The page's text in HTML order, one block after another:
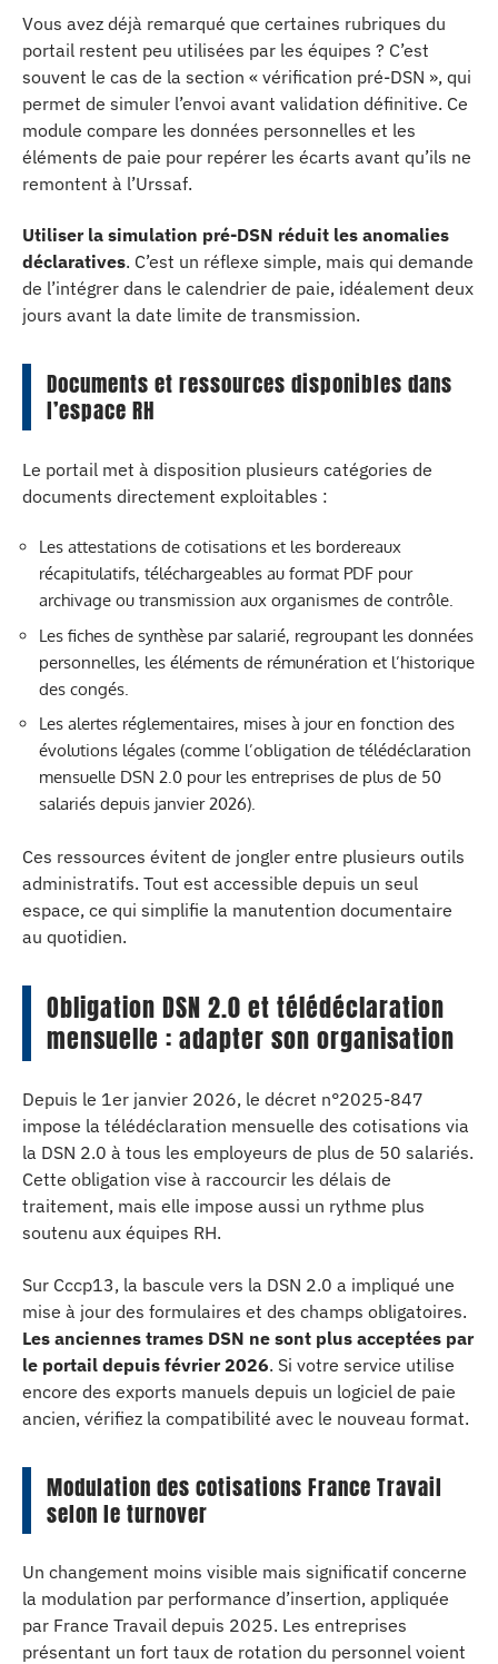
Vous avez déjà remarqué que certaines rubriques du
portail restent peu utilisées par les équipes ? C’est
souvent le cas de la section « vérification pré-DSN », qui
permet de simuler l’envoi avant validation définitive. Ce
module compare les données personnelles et les
éléments de paie pour repérer les écarts avant qu’ils ne
remontent à l’Urssaf.
Utiliser la simulation pré-DSN réduit les anomalies
déclaratives. C’est un réflexe simple, mais qui demande
de l’intégrer dans le calendrier de paie, idéalement deux
jours avant la date limite de transmission.
Documents et ressources disponibles dans
l’espace RH
Le portail met à disposition plusieurs catégories de
documents directement exploitables :
Les attestations de cotisations et les bordereaux
récapitulatifs, téléchargeables au format PDF pour
archivage ou transmission aux organismes de contrôle.
Les fiches de synthèse par salarié, regroupant les données
personnelles, les éléments de rémunération et l’historique
des congés.
Les alertes réglementaires, mises à jour en fonction des
évolutions légales (comme l’obligation de télédéclaration
mensuelle DSN 2.0 pour les entreprises de plus de 50
salariés depuis janvier 2026).
Ces ressources évitent de jongler entre plusieurs outils
administratifs. Tout est accessible depuis un seul
espace, ce qui simplifie la manutention documentaire
au quotidien.
Obligation DSN 2.0 et télédéclaration
mensuelle : adapter son organisation
Depuis le 1er janvier 2026, le décret n°2025-847
impose la télédéclaration mensuelle des cotisations via
la DSN 2.0 à tous les employeurs de plus de 50 salariés.
Cette obligation vise à raccourcir les délais de
traitement, mais elle impose aussi un rythme plus
soutenu aux équipes RH.
Sur Cccp13, la bascule vers la DSN 2.0 a impliqué une
mise à jour des formulaires et des champs obligatoires.
Les anciennes trames DSN ne sont plus acceptées par
le portail depuis février 2026. Si votre service utilise
encore des exports manuels depuis un logiciel de paie
ancien, vérifiez la compatibilité avec le nouveau format.
Modulation des cotisations France Travail
selon le turnover
Un changement moins visible mais significatif concerne
la modulation par performance d’insertion, appliquée
par France Travail depuis 2025. Les entreprises
présentant un fort taux de rotation du personnel voient